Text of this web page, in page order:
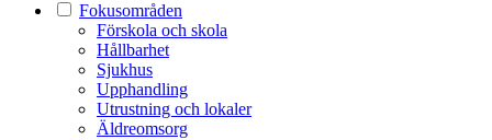
Fokusområden
Förskola och skola
Hållbarhet
Sjukhus
Upphandling
Utrustning och lokaler
Äldreomsorg